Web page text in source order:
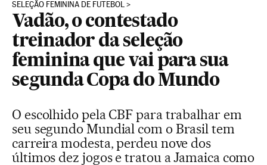
SELEÇÃO FEMININA DE FUTEBOL
Vadão, o contestado
treinador da seleção
feminina que vai para sua
segunda Copa do Mundo
O escolhido pela CBF para trabalhar em
seu segundo Mundial com o Brasil tem
carreira modesta, perdeu nove dos
últimos dez jogos e tratou a Jamaica como